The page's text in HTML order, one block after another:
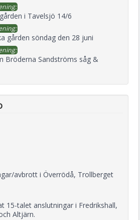
i Tavelsjö 14/6
gården söndag den 28 juni
Bröderna Sandströms såg &
avbrott i Överrödå, Trollberget
15-talet anslutningar i Fredrikshall,
Altjärn.